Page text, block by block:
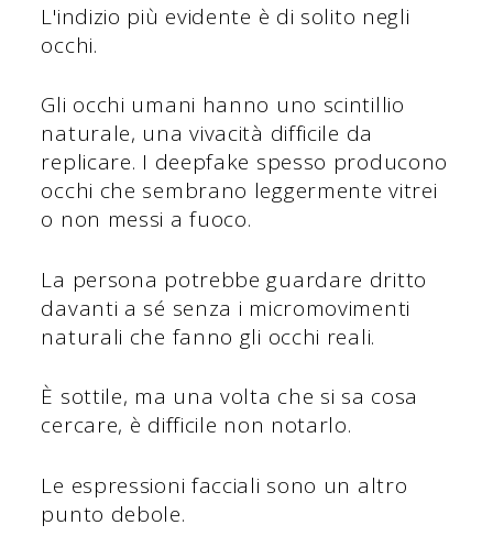
L'indizio più evidente è di solito negli
occhi.
Gli occhi umani hanno uno scintillio
naturale, una vivacità difficile da
replicare. I deepfake spesso producono
occhi che sembrano leggermente vitrei
o non messi a fuoco.
La persona potrebbe guardare dritto
davanti a sé senza i micromovimenti
naturali che fanno gli occhi reali.
È sottile, ma una volta che si sa cosa
cercare, è difficile non notarlo.
Le espressioni facciali sono un altro
punto debole.